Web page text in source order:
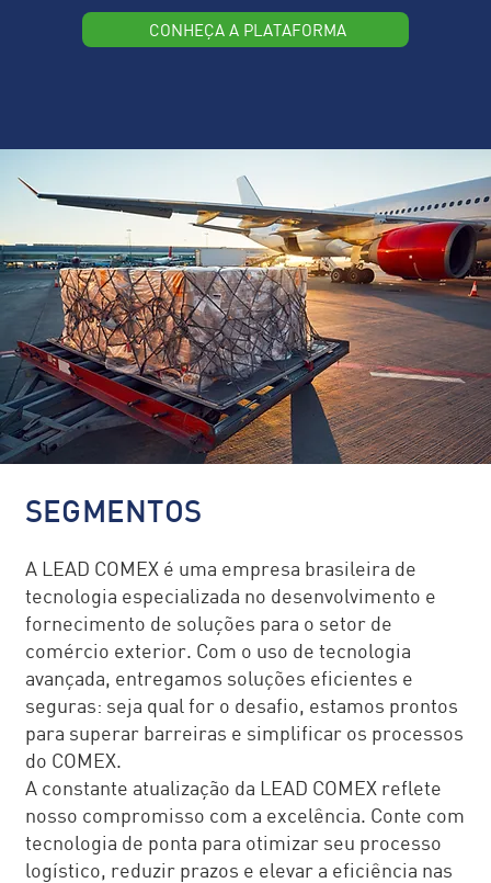
CONHEÇA A PLATAFORMA
SEGMENTOS
A LEAD COMEX é uma empresa brasileira de
tecnologia especializada no desenvolvimento e
fornecimento de soluções para o setor de
comércio exterior. Com o uso de tecnologia
avançada, entregamos soluções eficientes e
seguras: seja qual for o desafio, estamos prontos
para superar barreiras e simplificar os processos
do COMEX.
A constante atualização da LEAD COMEX reflete
nosso compromisso com a excelência. Conte com
tecnologia de ponta para otimizar seu processo
logístico, reduzir prazos e elevar a eficiência nas